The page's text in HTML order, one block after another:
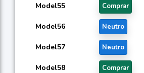
Model55 Comprar
Model56 Neutro
Model57 Neutro
Model58 Comprar